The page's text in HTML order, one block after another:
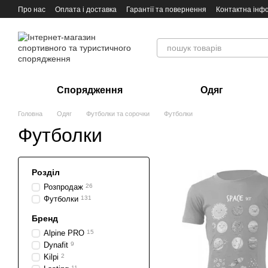
Перейти до основного контенту
Про нас Оплата і доставка Гарантії та повернення Контактна
Спорядження Одяг
Головна Одяг Футболки та сорочки Футболки
Футболки
Розділ
Розпродаж 26
Футболки 131
Бренд
Alpine PRO 15
Dynafit 9
Kilpi 2